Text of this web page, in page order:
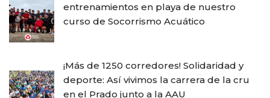
entrenamientos en playa de nuestro
curso de Socorrismo Acuático
¡Más de 1250 corredores! Solidaridad y
deporte: Así vivimos la carrera de la cru
en el Prado junto a la AAU